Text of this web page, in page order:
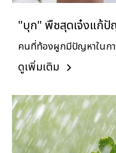
"บุก" พืชสุดเจ๋งแก้
คนที่ท้องผูกมีปัญหาในกา
ดูเพิ่มเติม